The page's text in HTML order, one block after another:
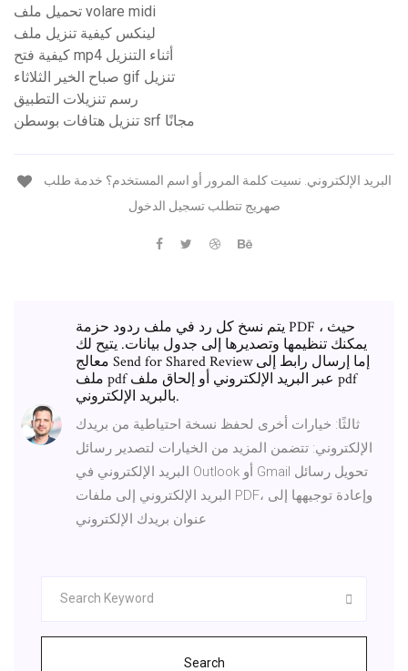
تحميل ملف volare midi
لينكس كيفية تنزيل ملف
كيفية فتح mp4 أثناء التنزيل
صباح الخير الثلاثاء gif تنزيل
رسم تنزيلات التطبيق
تنزيل هتافات بوسطن srf مجانًا
صهريج تتطلب تسجيل الدخول
يتم نسخ كل رد في ملف ردود حزمة PDF ، حيث
يمكنك تنظيمها وتصديرها إلى جدول بيانات. يتيح لك
معالج Send for Shared Review إما إرسال رابط إلى
ملف pdf عبر البريد الإلكتروني أو إلحاق ملف pdf
بالبريد الإلكتروني.
ثالثًا: خيارات أخرى لحفظ نسخة احتياطية من بريدك
الإلكتروني: تتضمن المزيد من الخيارات لتصدير رسائل
البريد الإلكتروني في Outlook أو Gmail تحويل رسائل
البريد الإلكتروني إلى ملفات PDF، وإعادة توجيهها إلى
عنوان بريدك الإلكتروني
Search